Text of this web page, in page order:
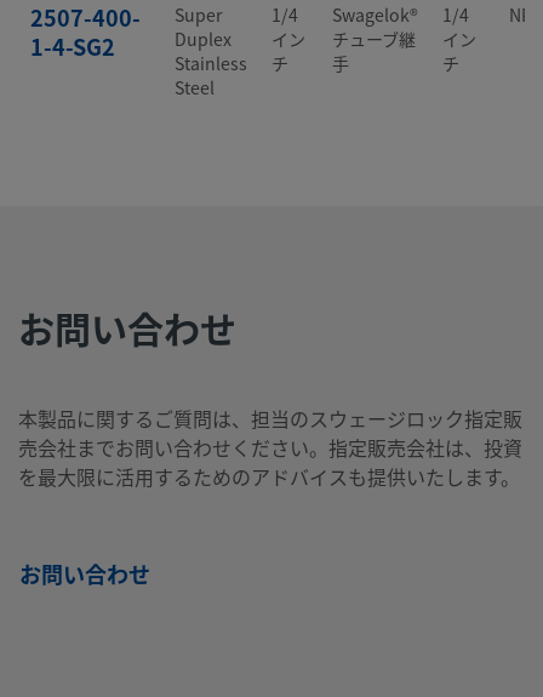
2507-400-
1-4-SG2
Super
Duplex
Stainless
Steel
1/4
イン
チ
Swagelok®
チューブ継
手
1/4
イン
チ
2507-400-
Stainless
Steel
チ
手
チ
3-SG2
お問い合わせ
本製品に関するご質問は、担当のスウェージロック指定販
売会社までお問い合わせください。指定販売会社は、投資
を最大限に活用するためのアドバイスも提供いたします。
お問い合わせ